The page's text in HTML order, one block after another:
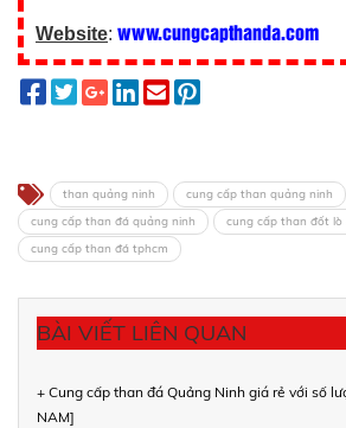
Website: www.cungcapthanda.com
than quảng ninh cung cấp than quảng ninh
cung cấp than đá quảng ninh
cung cấp than đốt lò
cung cấp than đá tphcm
BÀI VIẾT LIÊN QUAN
+ Cung cấp than đá Quảng Ninh giá rẻ với số
NAM]